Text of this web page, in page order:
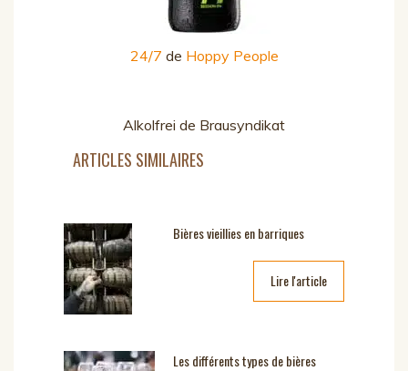
24/7 de Hoppy People
Alkolfrei de Brausyndikat
ARTICLES SIMILAIRES
Bières vieillies en barriques
Lire l'article
Les différents types de bières